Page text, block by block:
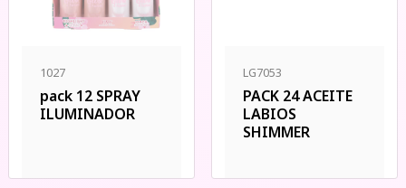
1027
pack 12 SPRAY
ILUMINADOR
LG7053
PACK 24 ACEITE
LABIOS
SHIMMER